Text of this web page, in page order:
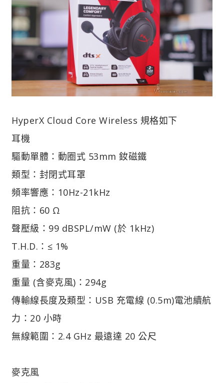
HyperX Cloud Core Wireless 規格如下
耳機
驅動單體：動圈式 53mm 釹磁鐵
類型：封閉式耳罩
頻率響應：10Hz-21kHz
阻抗：60 Ω
聲壓級：99 dBSPL/mW (於 1kHz)
T.H.D.：≤ 1%
重量：283g
重量 (含麥克風)：294g
傳輸線長度及類型：USB 充電線 (0.5m)電池續航
力：20 小時
無線範圍：2.4 GHz 最遠達 20 公尺
麥克風